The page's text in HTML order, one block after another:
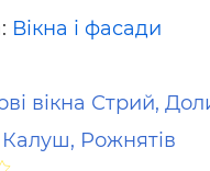
Вікна і фасади
вікна Стрий,
Калуш, Рожнятів